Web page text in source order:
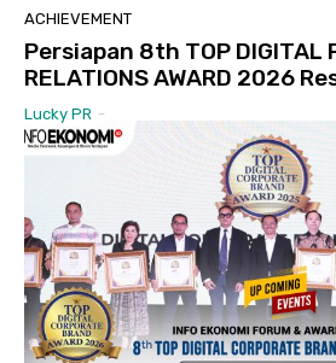
ACHIEVEMENT
Persiapan 8th TOP DIGITAL
RELATIONS AWARD 2026
Lucky PR -